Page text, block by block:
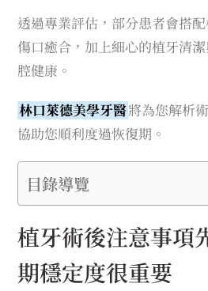
透過專業評估，部分患者會搭
傷口癒合，加上細心的植牙清
腔健康。
林口萊德美學牙醫將為您解析
協助您順利度過恢復期。
目錄導覽
植牙術後注意事項
期穩定度很重要